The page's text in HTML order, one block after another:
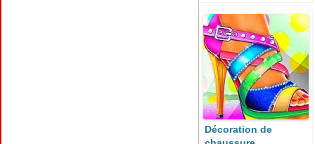
Décoration de